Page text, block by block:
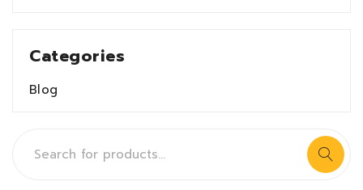
Categories
Blog